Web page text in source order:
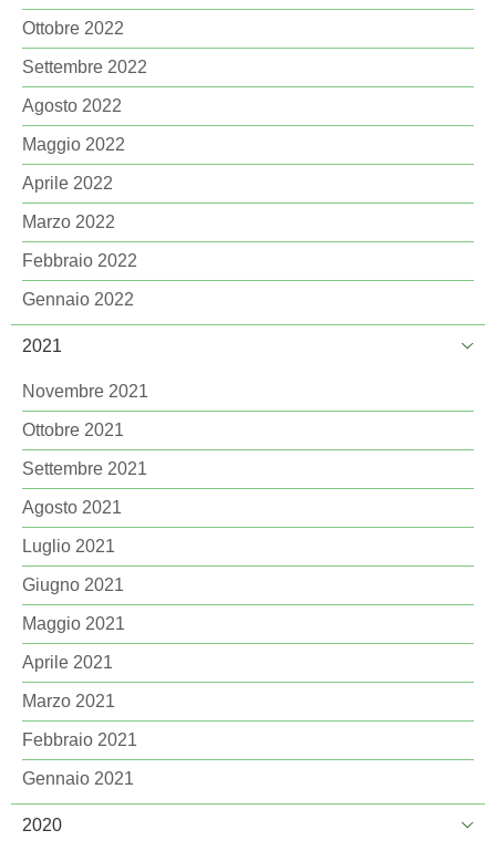
Ottobre 2022
Settembre 2022
Agosto 2022
Maggio 2022
Aprile 2022
Marzo 2022
Febbraio 2022
Gennaio 2022
2021
Novembre 2021
Ottobre 2021
Settembre 2021
Agosto 2021
Luglio 2021
Giugno 2021
Maggio 2021
Aprile 2021
Marzo 2021
Febbraio 2021
Gennaio 2021
2020